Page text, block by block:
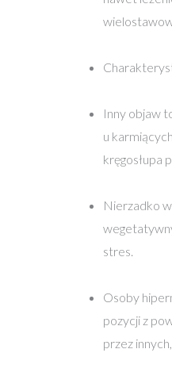
Inny objaw
u
kręgosłupa
Nierzadko
stres.
Osoby
pozycji z
przez